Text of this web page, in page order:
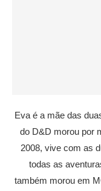
Eva é a mãe das
do D&D morou por
2008, vive com as
todas as
também morou em